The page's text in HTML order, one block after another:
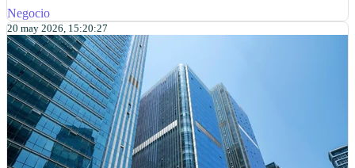
Negocio
20 may 2026, 15:20:27